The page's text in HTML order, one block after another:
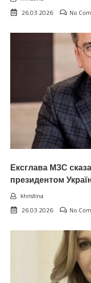
26.03.2026
No
Ексглава МЗС
президентом
khristina
26.03.2026
No